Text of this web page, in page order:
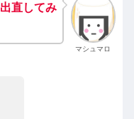
マシュマロ
出直してみ